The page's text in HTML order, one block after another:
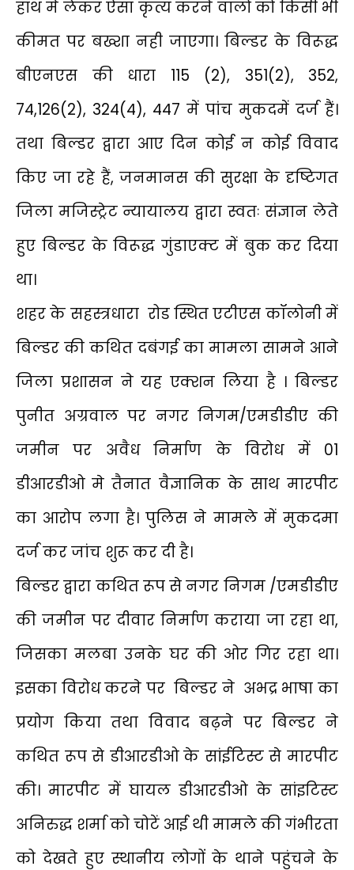
हाथ में लेकर ऐसा कृत्य करने वालों को किसी भी
कीमत पर बख्शा नही जाएगा। बिल्डर के विरूद्ध
बीएनएस की धारा 115 (2), 351(2), 352,
74,126(2), 324(4), 447 में पांच मुकदमें दर्ज हैं।
तथा बिल्डर द्वारा आए दिन कोई न कोई विवाद
किए जा रहे हैं, जनमानस की सुरक्षा के दृष्टिगत
जिला मजिस्ट्रेट न्यायालय द्वारा स्वतः संज्ञान लेते
हुए बिल्डर के विरूद्ध गुंडाएक्ट में बुक कर दिया
था।
शहर के सहस्त्रधारा रोड स्थित एटीएस कॉलोनी में
बिल्डर की कथित दबंगई का मामला सामने आने
जिला प्रशासन ने यह एक्शन लिया है । बिल्डर
पुनीत अग्रवाल पर नगर निगम/एमडीडीए की
जमीन पर अवैध निर्माण के विरोध में 01
डीआरडीओ मे तैनात वैज्ञानिक के साथ मारपीट
का आरोप लगा है। पुलिस ने मामले में मुकदमा
दर्ज कर जांच शुरू कर दी है।
बिल्डर द्वारा कथित रूप से नगर निगम /एमडीडीए
की जमीन पर दीवार निर्माण कराया जा रहा था,
जिसका मलबा उनके घर की ओर गिर रहा था।
इसका विरोध करने पर बिल्डर ने अभद्र भाषा का
प्रयोग किया तथा विवाद बढ़ने पर बिल्डर ने
कथित रूप से डीआरडीओ के सांईटिस्ट से मारपीट
की। मारपीट में घायल डीआरडीओ के सांइटिस्ट
अनिरुद्ध शर्मा को चोटें आई थी मामले की गंभीरता
को देखते हुए स्थानीय लोगों के थाने पहुंचने के